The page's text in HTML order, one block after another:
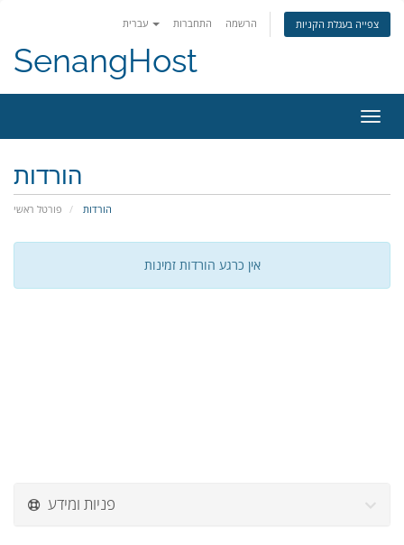
התחברות הרשמה צפייה בעגלת הקניות
SenangHost
ניווט
הורדות
פורטל ראשי הורדות
אין כרגע הורדות זמינות
פניות ומידע